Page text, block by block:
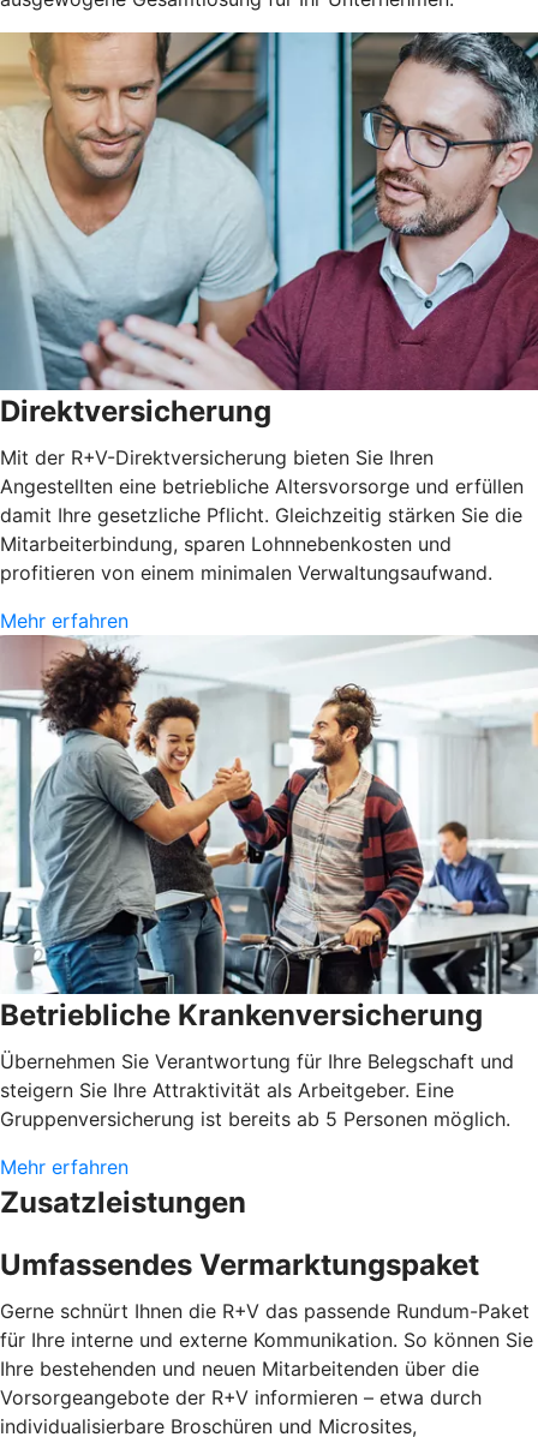
Direktversicherung
Mit der R+V-Direktversicherung bieten Sie Ihren
Angestellten eine betriebliche Altersvorsorge und erfüllen
damit Ihre gesetzliche Pflicht. Gleichzeitig stärken Sie die
Mitarbeiterbindung, sparen Lohnnebenkosten und
profitieren von einem minimalen Verwaltungsaufwand.
Mehr erfahren
Betriebliche Krankenversicherung
Übernehmen Sie Verantwortung für Ihre Belegschaft und
steigern Sie Ihre Attraktivität als Arbeitgeber. Eine
Gruppenversicherung ist bereits ab 5 Personen möglich.
Mehr erfahren
Zusatzleistungen
Umfassendes Vermarktungspaket
Gerne schnürt Ihnen die R+V das passende Rundum-Paket
für Ihre interne und externe Kommunikation. So können Sie
Ihre bestehenden und neuen Mitarbeitenden über die
Vorsorgeangebote der R+V informieren – etwa durch
individualisierbare Broschüren und Microsites,